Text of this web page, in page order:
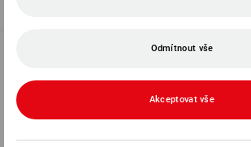
SERVIS 226 201 520
SERVIS
Odmítnout vše
Akceptovat vše